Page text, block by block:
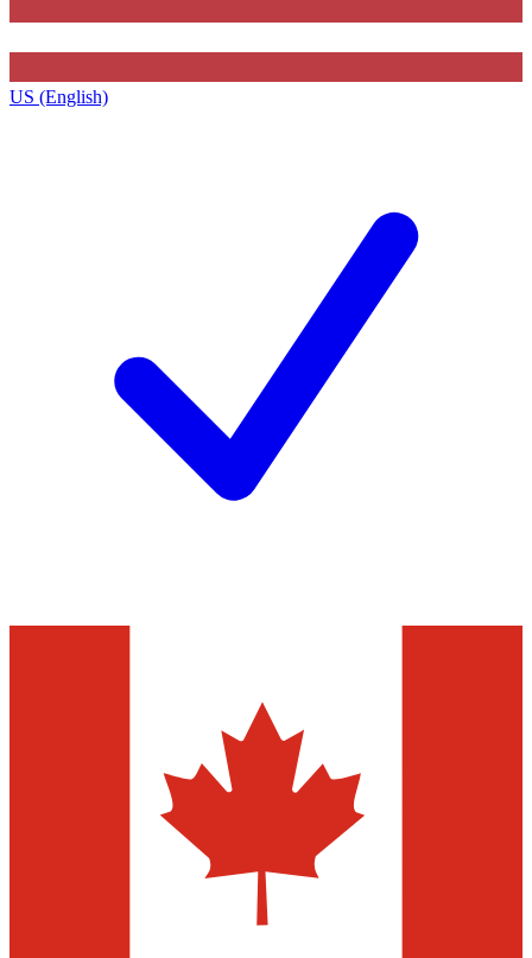
US (English)